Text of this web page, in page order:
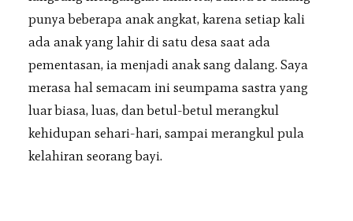
punya beberapa anak angkat, karena setiap kali
ada anak yang lahir di satu desa saat ada
pementasan, ia menjadi anak sang dalang. Saya
merasa hal semacam ini seumpama sastra yang
luar biasa, luas, dan betul-betul merangkul
kehidupan sehari-hari, sampai merangkul pula
kelahiran seorang bayi.